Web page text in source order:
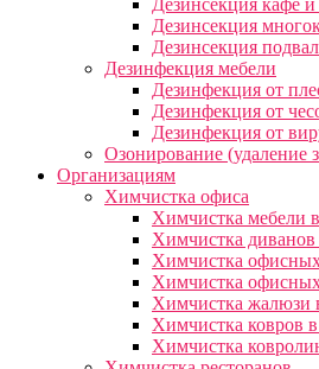
Дезинсекция кафе и
Дезинсекция
Дезинсекция
Дезинфекция мебели
Дезинфекция от
Дезинфекция от
Дезинфекция от
Озонирование (удаление
Организациям
Химчистка офиса
Химчистка мебели
Химчистка
Химчистка
Химчистка офисных
Химчистка жалюзи
Химчистка ковров
Химчистка